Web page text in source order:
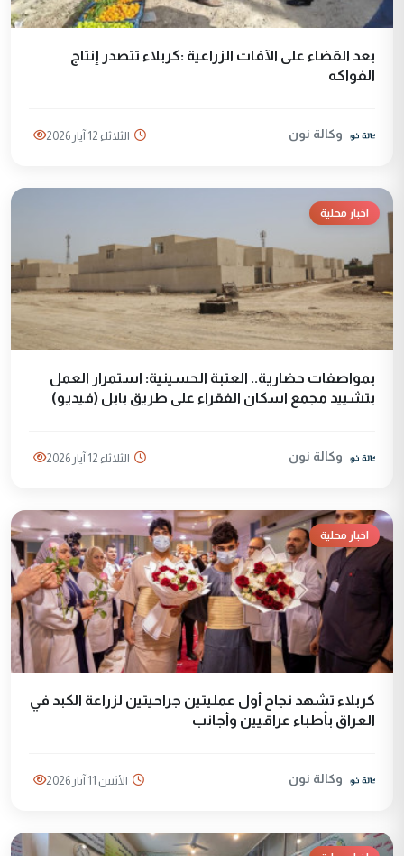
بعد القضاء على الآفات الزراعية :كربلاء تتصدر إنتاج
الفواكه
وكالة نون الثلاثاء 12 آيار 2026
اخبار محلية
بمواصفات حضارية.. العتبة الحسينية: استمرار العمل
بتشييد مجمع اسكان الفقراء على طريق بابل (فيديو)
وكالة نون الثلاثاء 12 آيار 2026
اخبار محلية
كربلاء تشهد نجاح أول عمليتين جراحيتين لزراعة الكبد في
العراق بأطباء عراقيين وأجانب
وكالة نون الأثنين 11 آيار 2026